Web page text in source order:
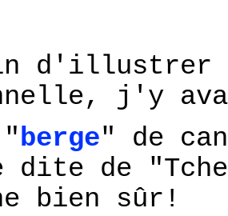
d'illustrer
j'y
berge" de
dite de
bien sûr!